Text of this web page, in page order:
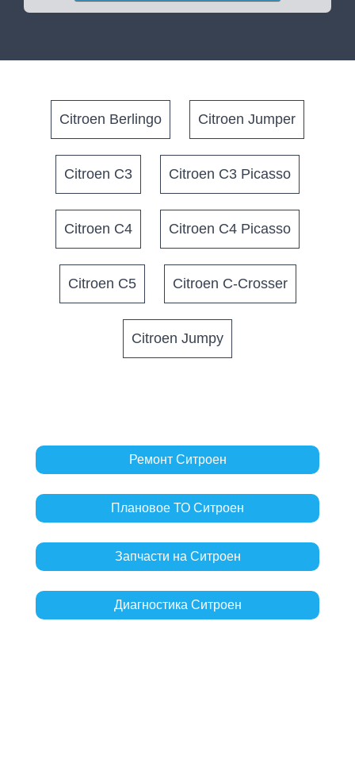
Citroen Berlingo Citroen Jumper
Citroen C3 Citroen C3 Picasso
Citroen C4 Citroen C4 Picasso
Citroen C5 Citroen C-Crosser
Citroen Jumpy
Ремонт Ситроен
Плановое ТО Ситроен
Запчасти на Ситроен
Диагностика Ситроен